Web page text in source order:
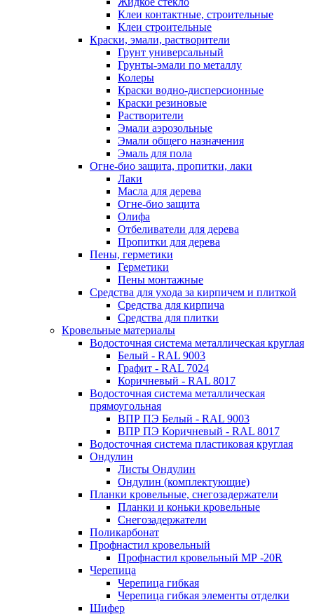
Клеи контактные, строительные
Клеи строительные
Краски, эмали, растворители
Грунт универсальный
Грунты-эмали по металлу
Колеры
Краски водно-дисперсионные
Краски резиновые
Растворители
Эмали аэрозольные
Эмали общего назначения
Эмаль для пола
Огне-био защита, пропитки, лаки
Лаки
Масла для дерева
Огне-био защита
Олифа
Отбеливатели для дерева
Пропитки для дерева
Пены, герметики
Герметики
Пены монтажные
Средства для ухода за кирпичем и плиткой
Средства для кирпича
Средства для плитки
Кровельные материалы
Водосточная система металлическая круглая
Белый - RAL 9003
Графит - RAL 7024
Коричневый - RAL 8017
Водосточная система металлическая
прямоугольная
ВПР ПЭ Белый - RAL 9003
ВПР ПЭ Коричневый - RAL 8017
Водосточная система пластиковая круглая
Ондулин
Листы Ондулин
Ондулин (комплектующие)
Планки кровельные, снегозадержатели
Планки и коньки кровельные
Снегозадержатели
Поликарбонат
Профнастил кровельный
Профнастил кровельный МР -20R
Черепица
Черепица гибкая
Черепица гибкая элементы отделки
Шифер